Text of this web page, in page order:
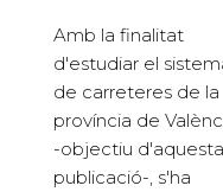
Amb la finalitat
d'estudiar el
de carreteres de la
província de
-objectiu d'aquesta
publicació-, s'ha